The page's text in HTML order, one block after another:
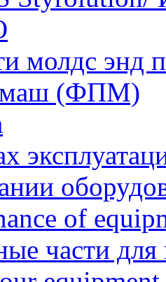
молдс энд
(ФПМ)
of
части для